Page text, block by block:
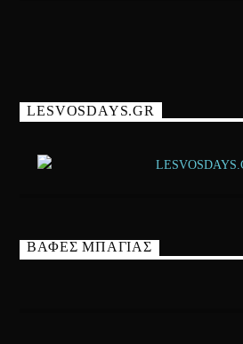
LESVOSDAYS.GR
ΒΑΦΕΣ ΜΠΑΓΙΑΣ